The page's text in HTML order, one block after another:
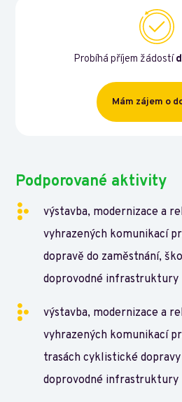
Probíhá příjem žádostí
Mám zájem o
Podporované aktivity
výstavba, modernizace a
vyhrazených komunikací
dopravě do zaměstnání,
doprovodné infrastruktury
výstavba, modernizace a
vyhrazených komunikací
trasách cyklistické dopravy
doprovodné infrastruktury